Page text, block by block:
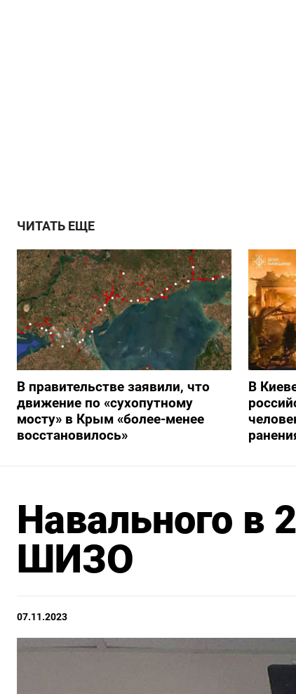
ЧИТАТЬ ЕЩЕ
В правительстве заявили, что
движение по «сухопутному
мосту» в Крым «более-менее
восстановилось»
В
Навального в
ШИЗО
07.11.2023